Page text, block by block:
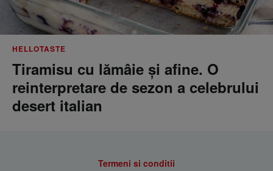
HELLOTASTE
Tiramisu cu lămâie și afine. O
reinterpretare de sezon a celebrului
desert italian
Termeni si conditii